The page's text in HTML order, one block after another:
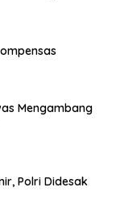
Mengambang
Polri Didesak